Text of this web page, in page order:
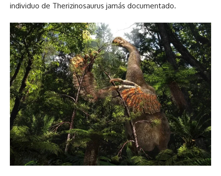
individuo de Therizinosaurus jamás documentado.